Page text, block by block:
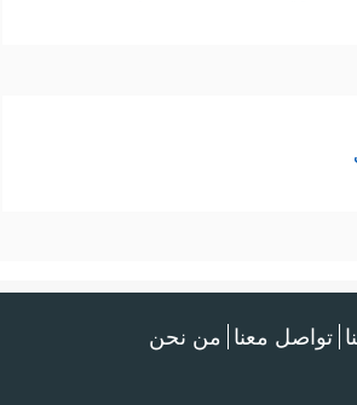
تواصل معنا من نحن